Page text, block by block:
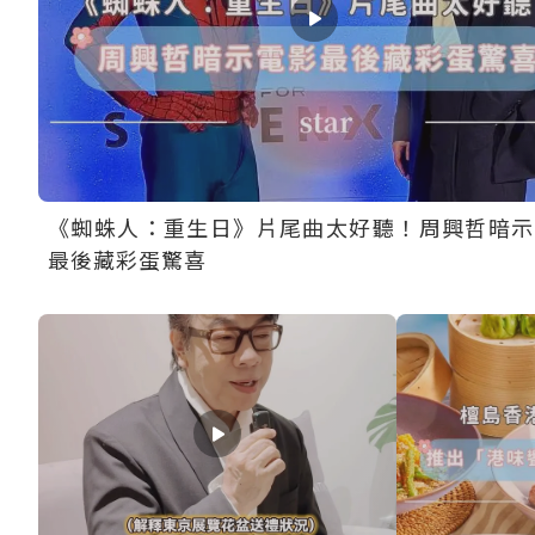
《蜘蛛人：重生日》片尾曲太好聽！周興哲暗
最後藏彩蛋驚喜